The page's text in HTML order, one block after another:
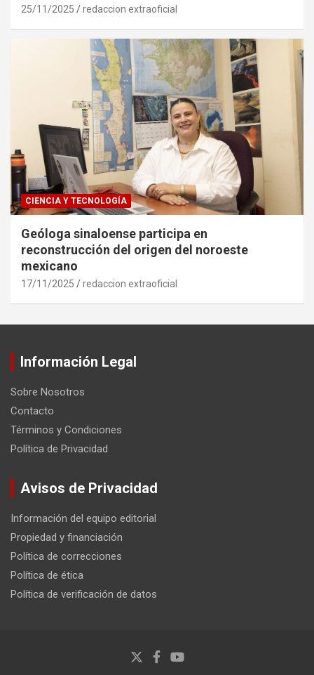
25/11/2025 redaccion extraoficial
CIENCIA Y TECNOLOGÍA
Geóloga sinaloense participa en
reconstrucción del origen del noroeste
mexicano
17/11/2025 redaccion extraoficial
Información Legal
Sobre Nosotros
Contacto
Términos y Condiciones
Política de Privacidad
Avisos de Privacidad
Información del equipo editorial
Propiedad y financiación
Política de correcciones
Política de ética
Política de verificación de datos